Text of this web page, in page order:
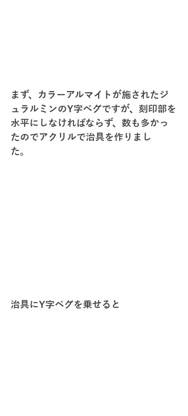
まず、カラーアルマイトが施されたジ
ュラルミンのY字ペグですが、刻印部を
水平にしなければならず、数も多かっ
たのでアクリルで治具を作りまし
た。
治具にY字ペグを乗せると